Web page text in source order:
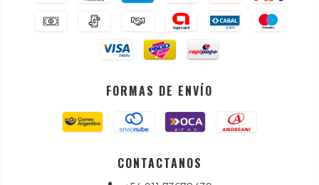
FORMAS DE ENVÍO
CONTACTANOS